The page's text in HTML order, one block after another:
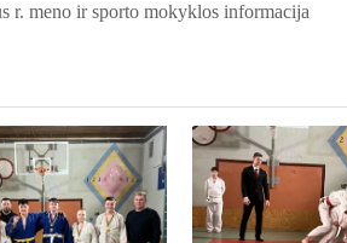
r. meno ir sporto mokyklos informacija